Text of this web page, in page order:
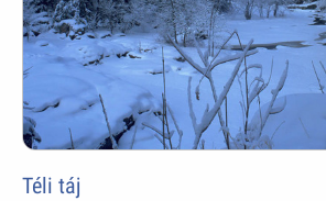
Téli táj